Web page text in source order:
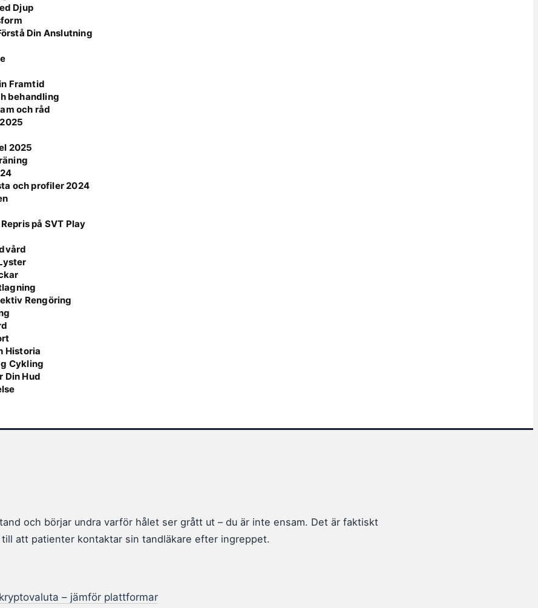
Djup
Din Anslutning
Framtid
behandling
och råd
2025
och profiler 2024
på SVT Play
Rengöring
Historia
Cykling
Din Hud
och börjar undra varför hålet ser grått ut – du är inte ensam. Det är faktiskt
att patienter kontaktar sin tandläkare efter ingreppet.
– jämför plattformar